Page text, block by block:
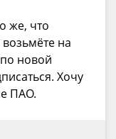
же, что
на
по новой
Хочу
ПАО.